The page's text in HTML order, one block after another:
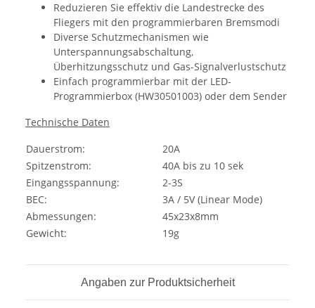
Reduzieren Sie effektiv die Landestrecke des
Fliegers mit den programmierbaren Bremsmodi
Diverse Schutzmechanismen wie
Unterspannungsabschaltung,
Überhitzungsschutz und Gas-Signalverlustschutz
Einfach programmierbar mit der LED-
Programmierbox (HW30501003) oder dem Sender
Technische Daten
Dauerstrom:
20A
Spitzenstrom:
40A bis zu 10 sek
Eingangsspannung:
2-3S
BEC:
3A / 5V (Linear Mode)
Abmessungen:
45x23x8mm
Gewicht:
19g
Angaben zur Produktsicherheit